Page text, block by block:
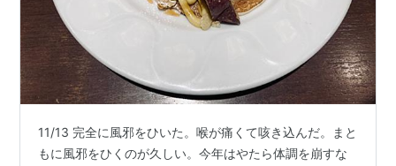
11/13 完全に風邪をひいた。喉が痛くて咳き込んだ。まと
もに風邪をひくのが久しい。今年はやたら体調を崩すな